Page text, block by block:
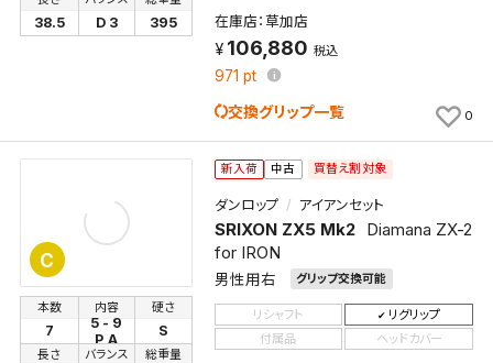
38.5 D 3 395 在庫店：草加店
106,880 税込
971 pt
交換グリップ一覧 0
C
新入荷 中古 買替え割対象
ダンロップ アイアンセット
SRIXON ZX5 Mk2
Diamana ZX-2
for IRON
男性用右 グリップ交換可能
本数
7
内容
5 - 9
P,A
硬さ
S
長さ バランス 総重量
リシャフト
リグリップ
付属品
ヘッドカバー